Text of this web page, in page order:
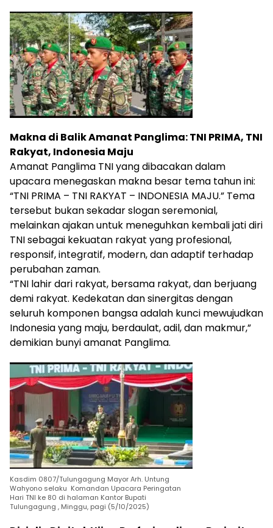
Makna di Balik Amanat Panglima: TNI PRIMA, TNI
Rakyat, Indonesia Maju
Amanat Panglima TNI yang dibacakan dalam
upacara menegaskan makna besar tema tahun ini:
“TNI PRIMA – TNI RAKYAT – INDONESIA MAJU.” Tema
tersebut bukan sekadar slogan seremonial,
melainkan ajakan untuk meneguhkan kembali jati diri
TNI sebagai kekuatan rakyat yang profesional,
responsif, integratif, modern, dan adaptif terhadap
perubahan zaman.
“TNI lahir dari rakyat, bersama rakyat, dan berjuang
demi rakyat. Kedekatan dan sinergitas dengan
seluruh komponen bangsa adalah kunci mewujudkan
Indonesia yang maju, berdaulat, adil, dan makmur,”
demikian bunyi amanat Panglima.
Kasdim 0807/Tulungagung Mayor Arh. Untung
Wahyono selaku Komandan Upacara Peringatan
Hari TNI ke 80 di halaman Kantor Bupati
Tulungagung , Minggu, pagi (5/10/2025)